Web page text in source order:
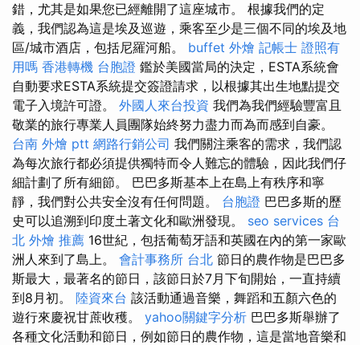
錯，尤其是如果您已經離開了這座城市。 根據我們的定
義，我們認為這是埃及巡遊，乘客至少是三個不同的埃及地
區/城市酒店，包括尼羅河船。 buffet 外燴 記帳士 證照有
用嗎 香港轉機 台胞證 鑑於美國當局的決定，ESTA系統會
自動要求ESTA系統提交簽證請求，以根據其出生地點提交
電子入境許可證。 外國人來台投資 我們為我們經驗豐富且
敬業的旅行專業人員團隊始終努力盡力而為而感到自豪。
台南 外燴 ptt 網路行銷公司 我們關注乘客的需求，我們認
為每次旅行都必須提供獨特而令人難忘的體驗，因此我們仔
細計劃了所有細節。 巴巴多斯基本上在島上有秩序和寧
靜，我們對公共安全沒有任何問題。 台胞證 巴巴多斯的歷
史可以追溯到印度土著文化和歐洲發現。 seo services 台
北 外燴 推薦 16世紀，包括葡萄牙語和英國在內的第一家歐
洲人來到了島上。 會計事務所 台北 節日的農作物是巴巴多
斯最大，最著名的節日，該節日於7月下旬開始，一直持續
到8月初。 陸資來台 該活動通過音樂，舞蹈和五顏六色的
遊行來慶祝甘蔗收穫。 yahoo關鍵字分析 巴巴多斯舉辦了
各種文化活動和節日，例如節日的農作物，這是當地音樂和